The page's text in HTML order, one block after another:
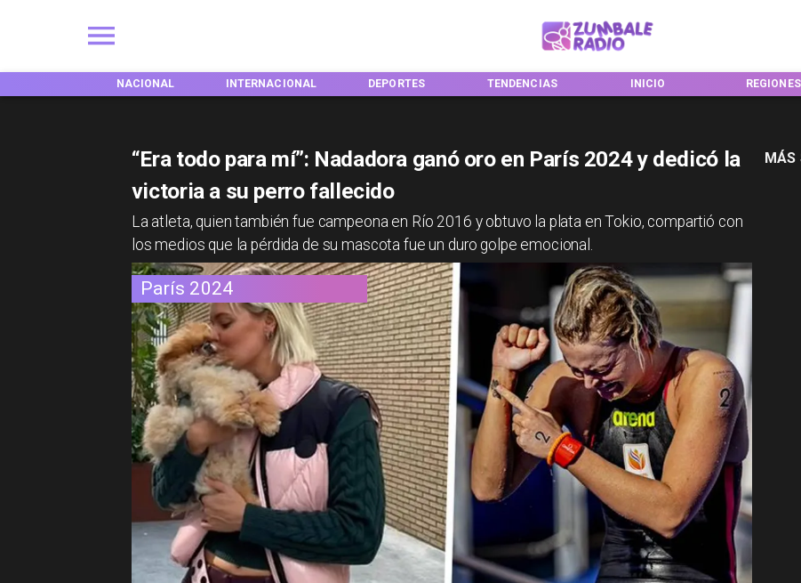
NACIONAL INTERNACIONAL DEPORTES TENDENCIAS INICIO REGIONES
París 2024
MÁS
“Era todo para mí”: Nadadora ganó oro en París 2024 y dedicó la
victoria a su perro fallecido
​La atleta, quien también fue campeona en Río 2016 y obtuvo la plata en Tokio, compartió con
los medios que la pérdida de su mascota fue un duro golpe emocional.